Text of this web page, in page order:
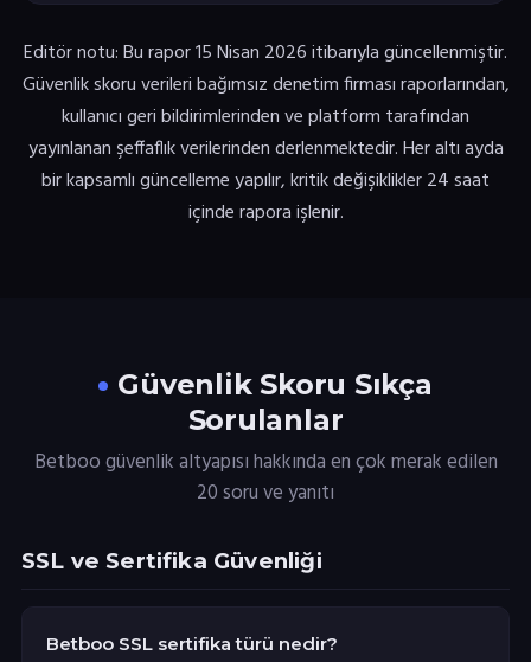
Editör notu: Bu rapor 15 Nisan 2026 itibarıyla güncellenmiştir.
Güvenlik skoru verileri bağımsız denetim firması raporlarından,
kullanıcı geri bildirimlerinden ve platform tarafından
yayınlanan şeffaflık verilerinden derlenmektedir. Her altı ayda
bir kapsamlı güncelleme yapılır, kritik değişiklikler 24 saat
içinde rapora işlenir.
Güvenlik Skoru Sıkça
Sorulanlar
Betboo güvenlik altyapısı hakkında en çok merak edilen
20 soru ve yanıtı
SSL ve Sertifika Güvenliği
Betboo SSL sertifika türü nedir?